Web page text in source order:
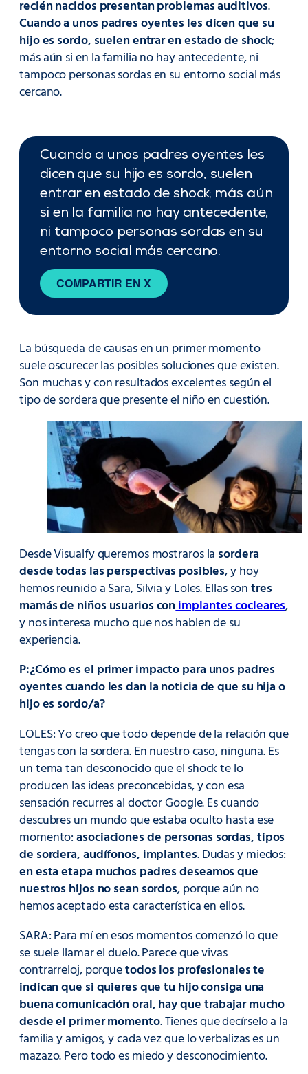
recién nacidos presentan problemas auditivos.
Cuando a unos padres oyentes les dicen que su
hijo es sordo, suelen entrar en estado de shock;
más aún si en la familia no hay antecedente, ni
tampoco personas sordas en su entorno social más
cercano.
Cuando a unos padres oyentes les
dicen que su hijo es sordo, suelen
entrar en estado de shock; más aún
si en la familia no hay antecedente,
ni tampoco personas sordas en su
entorno social más cercano.
COMPARTIR EN X
La búsqueda de causas en un primer momento
suele oscurecer las posibles soluciones que existen.
Son muchas y con resultados excelentes según el
tipo de sordera que presente el niño en cuestión.
Desde Visualfy queremos mostraros la sordera
desde todas las perspectivas posibles, y hoy
hemos reunido a Sara, Silvia y Loles. Ellas sontres
mamás de niños usuarios conimplantes cocleares,
y nos interesa mucho que nos hablen de su
experiencia.
P:¿Cómo es el primer impacto para unos padres
oyentes cuando les dan la noticia de que su hija o
hijo es sordo/a?
LOLES: Yo creo que todo depende de la relación que
tengas con la sordera. En nuestro caso, ninguna. Es
un tema tan desconocido que el shock te lo
producen las ideas preconcebidas, y con esa
sensación recurres al doctor Google. Es cuando
descubres un mundo que estaba oculto hasta ese
momento:asociaciones de personas sordas, tipos
de sordera, audífonos, implantes. Dudas y miedos:
en esta etapa muchos padres deseamos que
nuestros hijos no sean sordos, porque aún no
hemos aceptado esta característica en ellos.
SARA: Para mí en esos momentos comenzó lo que
se suele llamar el duelo. Parece que vivas
contrarreloj, porquetodos los profesionales te
indican que si quieres que tu hijo consiga una
buena comunicación oral, hay que trabajar mucho
desde el primer momento. Tienes que decírselo a la
familia y amigos, y cada vez que lo verbalizas es un
mazazo. Pero todo es miedo y desconocimiento.